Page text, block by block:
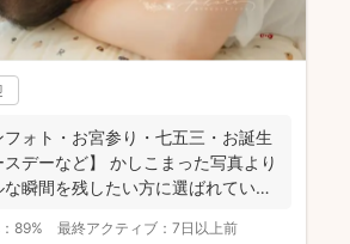
フォト・お宮参り・七五三・お誕生
デーなど】 かしこまった写真より
瞬間を残したい方に選ばれていま
89% 最終アクティブ： 7日以上前